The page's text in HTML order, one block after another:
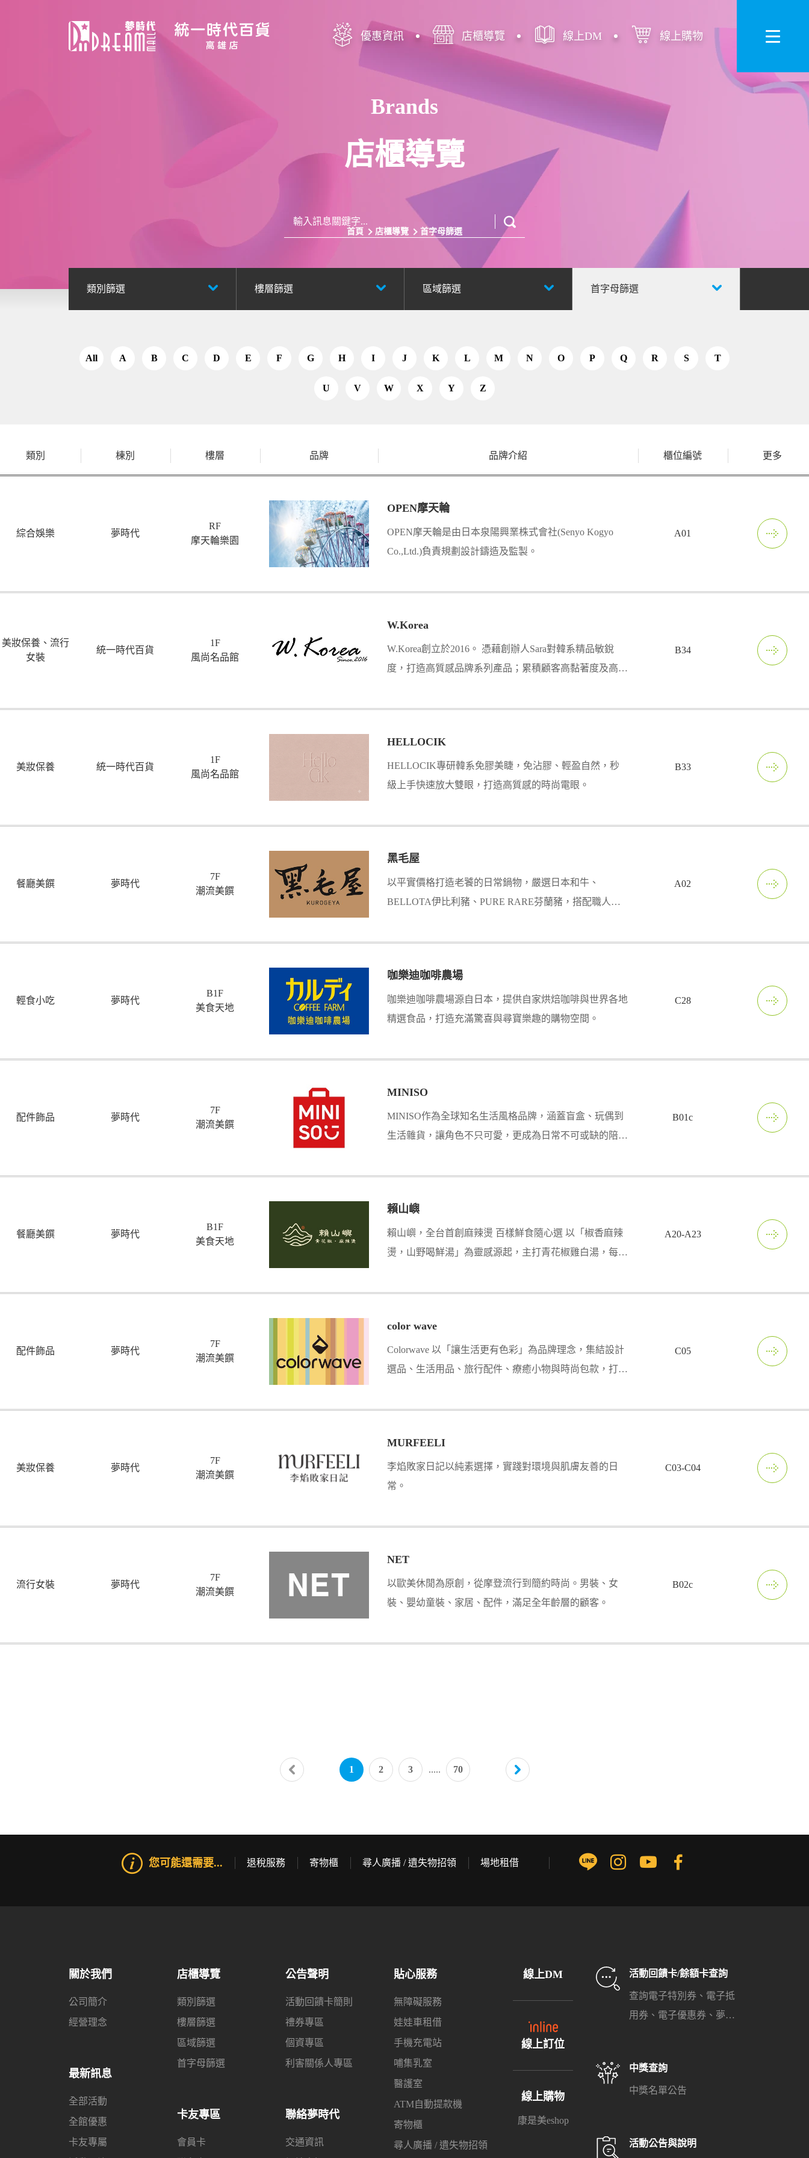
優惠資訊 店櫃導覽 線上DM 線上購物
Brands
店櫃導覽
首頁 店櫃導覽 首字母篩選
類別篩選 樓層篩選 區域篩選 首字母篩選
All A B C D E F G H I J K L M N O P Q R S T
U V W X Y Z
類別 棟別 樓層 品牌 品牌介紹 櫃位編號 更多
綜合娛樂 夢時代
RF
摩天輪樂園
OPEN摩天輪
OPEN摩天輪是由日本泉陽興業株式會社(Senyo Kogyo
Co.,Ltd.)負責規劃設計鑄造及監製。
A01
美妝保養、流行
女裝
統一時代百貨
1F
風尚名品館
W.Korea
W.Korea創立於2016。 憑藉創辦人Sara對韓系精品敏銳
度，打造高質感品牌系列產品；累積顧客高黏著度及高回
保養及保健品。
B34
美妝保養 統一時代百貨
1F
風尚名品館
HELLOCIK
HELLOCIK專研韓系免膠美睫，免沾膠、輕盈自然，秒
級上手快速放大雙眼，打造高質感的時尚電眼。
B33
餐廳美饌 夢時代
7F
潮流美饌
黑毛屋
以平實價格打造老饕的日常鍋物，嚴選日本和牛、
BELLOTA伊比利豬、PURE RARE芬蘭豬，搭配職人手
A02
輕食小吃 夢時代
B1F
美食天地
咖樂迪咖啡農場
咖樂迪咖啡農場源自日本，提供自家烘焙咖啡與世界各地
精選食品，打造充滿驚喜與尋寶樂趣的購物空間。
C28
配件飾品 夢時代
7F
潮流美饌
MINISO
MINISO作為全球知名生活風格品牌，涵蓋盲盒、玩偶到
生活雜貨，讓角色不只可愛，更成為日常不可或缺的陪
B01c
餐廳美饌 夢時代
B1F
美食天地
賴山嶼
賴山嶼，全台首創麻辣燙 百樣鮮食隨心選 以「椒香麻辣
燙，山野喝鮮湯」為靈感源起，主打青花椒雞白湯，每日
市中也能賴在山嶼裡，隨心所選，組成心中最理想的那一
A20-A23
配件飾品 夢時代
7F
潮流美饌
color wave
Colorwave 以「讓生活更有色彩」為品牌理念，集結設計
選品、生活用品、旅行配件、療癒小物與時尚包款，打造
C05
美妝保養 夢時代
7F
潮流美饌
MURFEELI
李焰敗家日記以純素選擇，實踐對環境與肌膚友善的日
常。
C03-C04
流行女裝 夢時代
7F
潮流美饌
NET
以歐美休閒為原創，從摩登流行到簡約時尚。男裝、女
裝、嬰幼童裝、家居、配件，滿足全年齡層的顧客。
B02c
1 2 3 ..... 70
您可能還需要... 退稅服務 寄物櫃 尋人廣播 / 遺失物招領 場地租借
關於我們
公司簡介
經營理念
最新訊息
全部活動
全館優惠
卡友專屬
店櫃導覽
類別篩選
樓層篩選
區域篩選
首字母篩選
卡友專區
會員卡
公告聲明
活動回饋卡簡則
禮券專區
個資專區
利害關係人專區
聯絡夢時代
交通資訊
貼心服務
無障礙服務
娃娃車租借
手機充電站
哺集乳室
醫護室
ATM自動提款機
寄物櫃
尋人廣播 / 遺失物招領
線上DM
線上訂位
線上購物
康是美eshop
活動回饋卡/餘額卡查詢
查詢電子特別券、電子抵
用券、電子優惠券、夢時
中獎查詢
中獎名單公告
活動公告與說明